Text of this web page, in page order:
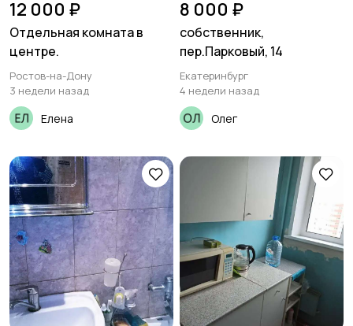
12 000 ₽
Отдельная комната в
центре.
Ростов-на-Дону
3 недели назад
Елена
8 000 ₽
собственник,
пер.Парковый, 14
Екатеринбург
4 недели назад
Олег